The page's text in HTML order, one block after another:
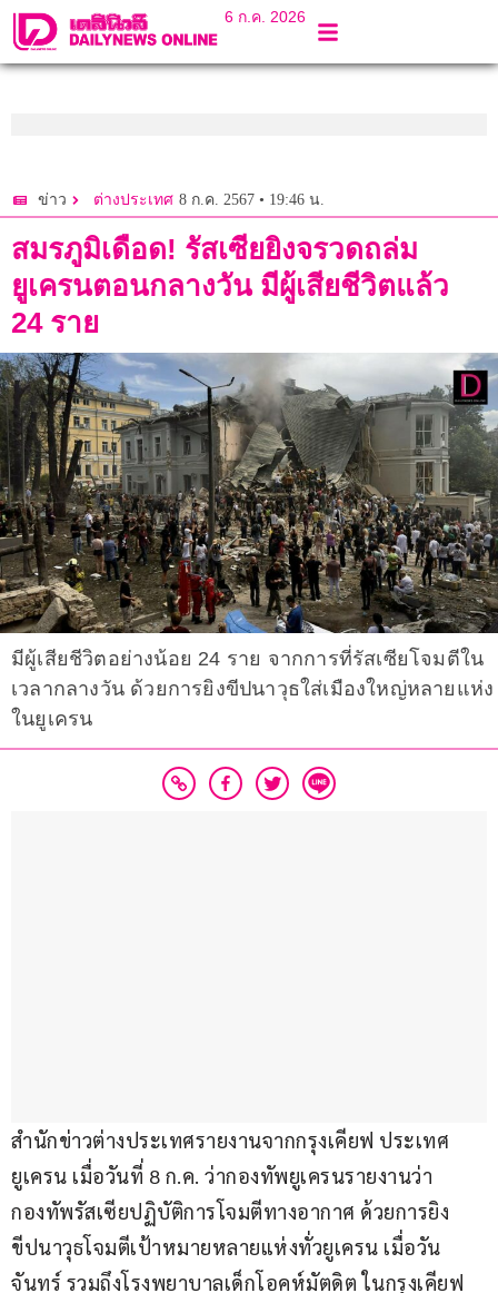
6 ก.ค. 2026
ข่าว ต่างประเทศ 8 ก.ค. 2567 • 19:46 น.
สมรภูมิเดือด! รัสเซียยิงจรวดถล่ม
ยูเครนตอนกลางวัน มีผู้เสียชีวิตแล้ว
24 ราย
มีผู้เสียชีวิตอย่างน้อย 24 ราย จากการที่รัสเซียโจมตีใน
เวลากลางวัน ด้วยการยิงขีปนาวุธใส่เมืองใหญ่หลายแห่ง
ในยูเครน
สำนักข่าวต่างประเทศรายงานจากกรุงเคียฟ ประเทศ
ยูเครน เมื่อวันที่ 8 ก.ค. ว่ากองทัพยูเครนรายงานว่า
กองทัพรัสเซียปฏิบัติการโจมตีทางอากาศ ด้วยการยิง
ขีปนาวุธโจมตีเป้าหมายหลายแห่งทั่วยูเครน เมื่อวัน
จันทร์ รวมถึงโรงพยาบาลเด็กโอคห์มัตดิต ในกรุงเคียฟ